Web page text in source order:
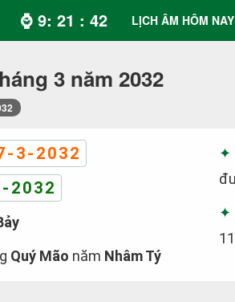
⌚ 9: 21 : 43 LỊCH ÂM HÔM NAY
3 năm 2032
3-2032
2032
Quý Mão năm Nhâm Tý